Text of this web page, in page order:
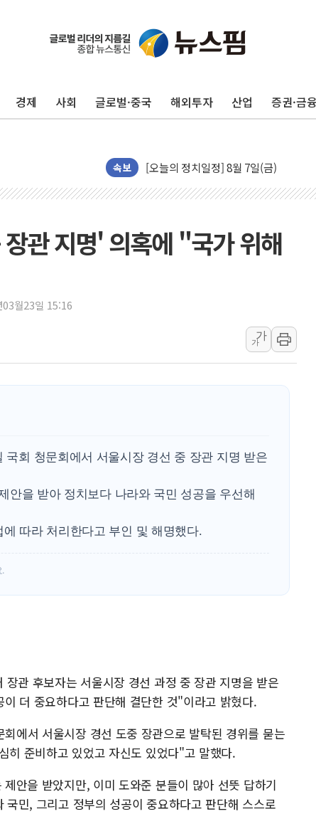
경제 사회 글로벌·중국 해외투자 산업 증권·금융
속보
뉴욕증시, 유가·금리 부담에 하락…다
이란, 오만과 호르무즈 해협 재개방
[오늘의 국회일정] 상임위·세미나·기자
[민주 당권주자 일정] 송영길·정청래·
유럽증시, 견조한 실적 소화하며 대
구광모, 내주 실리콘밸리서 젠슨 황 재
청와대, 북한 단거리 탄도미사일 발사
금값 7주 만에 최고…美 고용 둔화·호
러, 1인칭시점 드론으로 우크라 민간
'월가의 황제' 다이먼 "금융시장 레버
양주 섬유염색공장서 화재 1명 중상…
관 지명' 의혹에 "국가 위해
03월23일 15:16
가
가
회 청문회에서 서울시장 경선 중 장관 지명 받은
안을 받아 정치보다 나라와 국민 성공을 우선해
따라 처리한다고 부인 및 해명했다.
.
관 후보자는 서울시장 경선 과정 중 장관 지명을 받은
더 중요하다고 판단해 결단한 것"이라고 밝혔다.
에서 서울시장 경선 도중 장관으로 발탁된 경위를 묻는
히 준비하고 있었고 자신도 있었다"고 말했다.
안을 받았지만, 이미 도와준 분들이 많아 선뜻 답하기
민, 그리고 정부의 성공이 중요하다고 판단해 스스로